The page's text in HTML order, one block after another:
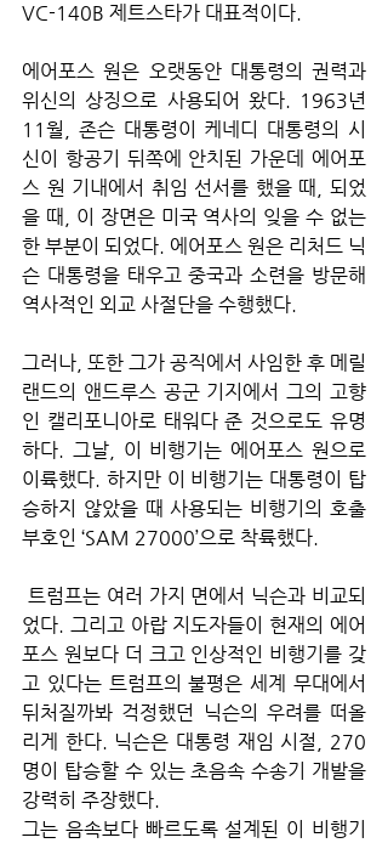
VC-140B 제트스타가 대표적이다.
에어포스 원은 오랫동안 대통령의 권력과
위신의 상징으로 사용되어 왔다. 1963년
11월, 존슨 대통령이 케네디 대통령의 시
신이 항공기 뒤쪽에 안치된 가운데 에어포
스 원 기내에서 취임 선서를 했을 때, 되었
을 때, 이 장면은 미국 역사의 잊을 수 없는
한 부분이 되었다. 에어포스 원은 리처드 닉
슨 대통령을 태우고 중국과 소련을 방문해
역사적인 외교 사절단을 수행했다.
그러나, 또한 그가 공직에서 사임한 후 메릴
랜드의 앤드루스 공군 기지에서 그의 고향
인 캘리포니아로 태워다 준 것으로도 유명
하다. 그날, 이 비행기는 에어포스 원으로
이륙했다. 하지만 이 비행기는 대통령이 탑
승하지 않았을 때 사용되는 비행기의 호출
부호인 ‘SAM 27000’으로 착륙했다.
었다. 그리고 아랍 지도자들이 현재의 에어
포스 원보다 더 크고 인상적인 비행기를 갖
고 있다는 트럼프의 불평은 세계 무대에서
뒤처질까봐 걱정했던 닉슨의 우려를 떠올
리게 한다. 닉슨은 대통령 재임 시절, 270
명이 탑승할 수 있는 초음속 수송기 개발을
강력히 주장했다.
그는 음속보다 빠르도록 설계된 이 비행기